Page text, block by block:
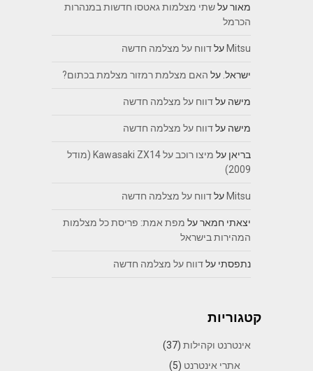
מאורעלשתי מצלמות גאטסו חדשות במנהרות
הכרמל
Mitsu עלדווח על מצלמה חדשה
ישראל. על האם מצלמת רמזור מצלמת בכתום?
מישה עלדווח על מצלמה חדשה
מישה עלדווח על מצלמה חדשה
בריאן על
מיצו רוכב על Kawasaki ZX14 (מודל
2009)
Mitsu עלדווח על מצלמה חדשה
יצאתי חמארעל מפת אמת: פריסת כל מצלמות
המהירות בישראל
נתפסתי עלדווח על מצלמה חדשה
קטגוריות
אינטרנט וקהילות(37)
אתרי אינטרנט (5)